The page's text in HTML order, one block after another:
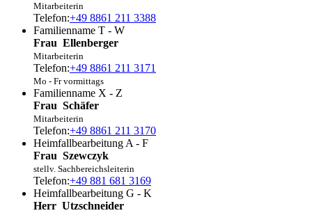
Mitarbeiterin
Telefon:+49 8861 211 3388
Familienname T - W
Frau Ellenberger
Mitarbeiterin
Telefon:+49 8861 211 3171
Mo - Fr vormittags
Familienname X - Z
Frau Schäfer
Mitarbeiterin
Telefon:+49 8861 211 3170
Heimfallbearbeitung A - F
Frau Szewczyk
stellv. Sachbereichsleiterin
Telefon:+49 881 681 3169
Heimfallbearbeitung G - K
Herr Utzschneider